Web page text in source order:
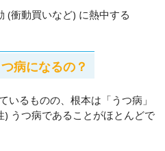
(衝動買いなど) に熱中する
病になるの？
いるものの、根本は「うつ病」
うつ病であることがほとんどで